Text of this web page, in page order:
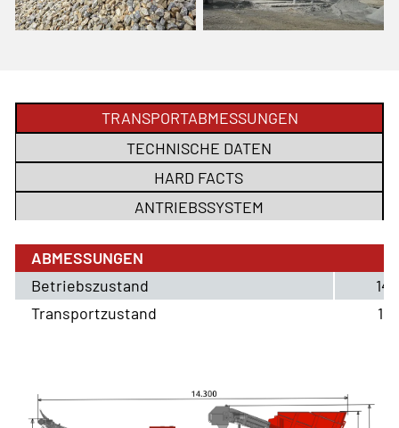
TRANSPORTABMESSUNGEN
TECHNISCHE DATEN
HARD FACTS
ANTRIEBSSYSTEM
ABMESSUNGEN
Betriebszustand
Transportzustand